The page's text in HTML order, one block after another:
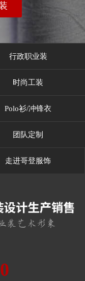
行政职业装
时尚工装
Polo衫/冲锋衣
团队定制
走进哥登服饰